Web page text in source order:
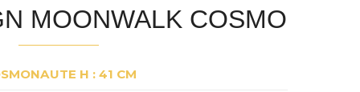
MOONWALK COSMO
H : 41 CM